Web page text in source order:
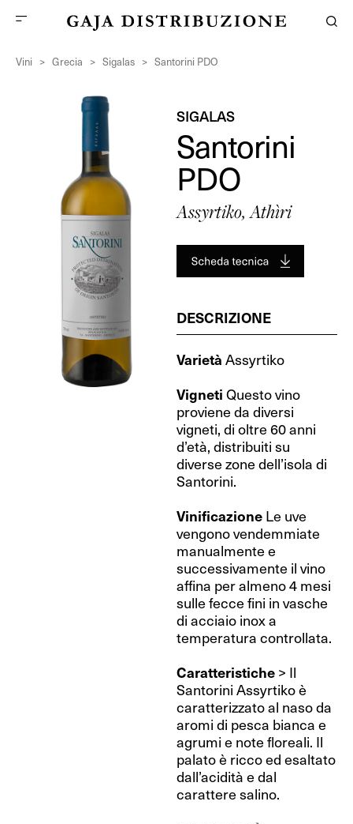
Vini > Grecia > Sigalas > Santorini PDO
SIGALAS
Santorini
PDO
Assyrtiko, Athìri
DESCRIZIONE
Varietà Assyrtiko
Vigneti Questo vino
proviene da diversi
vigneti, di oltre 60 anni
d’età, distribuiti su
diverse zone dell’isola di
Santorini.
Vinificazione Le uve
vengono vendemmiate
manualmente e
successivamente il vino
affina per almeno 4 mesi
sulle fecce fini in vasche
di acciaio inox a
temperatura controllata.
Caratteristiche > Il
Santorini Assyrtiko è
caratterizzato al naso da
aromi di pesca bianca e
agrumi e note floreali. Il
palato è ricco ed esaltato
dall’acidità e dal
carattere salino.